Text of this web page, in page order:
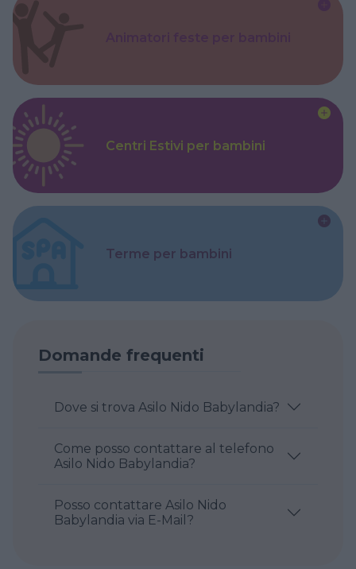
Centri Estivi per bambini
Terme per bambini
Domande frequenti
Dove si trova Asilo Nido Babylandia?
Come posso contattare al telefono
Asilo Nido Babylandia?
Posso contattare Asilo Nido
Babylandia via E-Mail?